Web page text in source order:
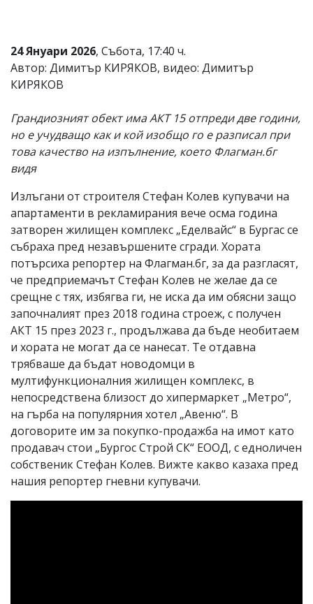
тях!
Ако
откриете
обиден
коментар,
моля
сигнализирайте
ни!
24 Януари 2026, Събота, 17:40 ч.
Автор: Димитър КИРЯКОВ, видео: Димитър
КИРЯКОВ
Грандиозният обект има АКТ 15 отпреди две години,
но е учудващо как и кой изобщо го е разписал при
това качество на изпълнение, което Флагман.бг
видя
Излъгани от строителя Стефан Колев купувачи на
апартаменти в рекламирания вече осма година
затворен жилищен комплекс „Еделвайс“ в Бургас се
събраха пред незавършените сгради. Хората
потърсиха репортер на Флагман.бг, за да разгласят,
че предприемачът Стефан Колев не желае да се
срещне с тях, избягва ги, не иска да им обясни защо
започналият през 2018 година строеж, с получен
АКТ 15 през 2023 г., продължава да бъде необитаем
и хората не могат да се нанесат. Те отдавна
трябваше да бъдат новодомци в
мултифункционалния жилищен комплекс, в
непосредствена близост до хипермаркет „Метро“,
на гърба на популярния хотел „Авеню“. В
договорите им за покупко-продажба на имот като
продавач стои „Бургос Строй СК“ ЕООД, с едноличен
собственик Стефан Колев. Вижте какво казаха пред
нашия репортер гневни купувачи.